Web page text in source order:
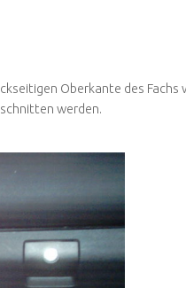
Oberkante des Fachs
werden.